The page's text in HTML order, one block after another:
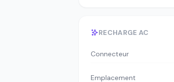
RECHARGE AC
Connecteur
Emplacement